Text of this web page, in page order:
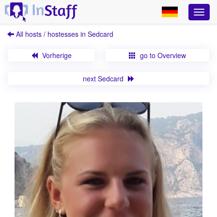
All hosts / hostesses in Sedcard
Vorherige go to Overview
next Sedcard